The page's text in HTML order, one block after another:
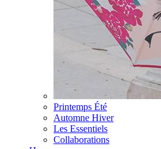
Printemps Été
Automne Hiver
Les Essentiels
Collaborations